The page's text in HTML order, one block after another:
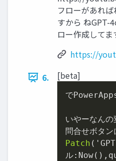
フローがあれ
すから ねGPT-
ロー作成してま
https://
6.
[beta]
で
いやーなん
Patch
ル